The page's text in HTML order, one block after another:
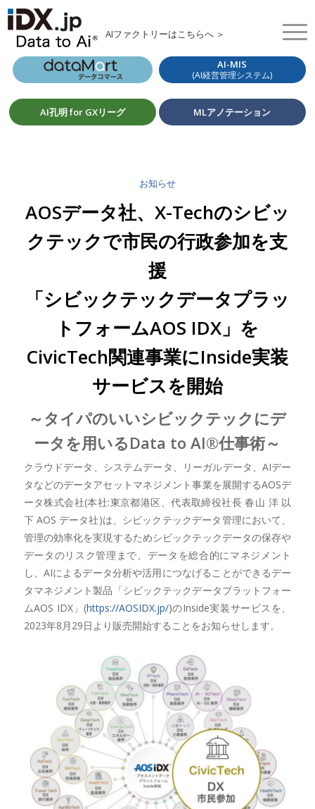
AIファクトリーはこちらへ ＞
AI-MIS
(AI経営管理システム)
AI孔明 for GXリーグ MLアノテーション
お知らせ
AOSデータ社、X-Techのシビッ
クテックで市民の行政参加を支
援
「シビックテックデータプラッ
トフォームAOS IDX」を
CivicTech関連事業にInside実装
サービスを開始
～タイパのいいシビックテックにデ
ータを用いるData to AI®仕事術～
クラウドデータ、システムデータ、リーガルデータ、AIデー
タなどのデータアセットマネジメント事業を展開するAOSデ
ータ株式会社(本社:東京都港区、代表取締役社長 春山 洋 以
下 AOS データ社)は、シビックテックデータ管理において、
管理の効率化を実現するためシビックテックデータの保存や
データのリスク管理まで、データを総合的にマネジメント
し、AIによるデータ分析や活用につなげることができるデー
タマネジメント製品「シビックテックデータプラットフォー
ムAOS IDX」(https://AOSIDX.jp/)のInside実装サービスを、
2023年8月29日より販売開始することをお知らせします。